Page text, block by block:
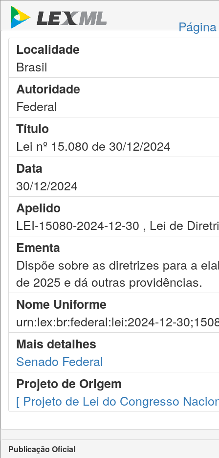
Localidade
Brasil
Autoridade
Federal
Título
Lei nº 15.080 de 30/12/2024
Data
30/12/2024
Apelido
LEI-15080-2024-12-30 , Lei de
Ementa
Dispõe sobre as diretrizes para a
de 2025 e dá outras providências.
Nome Uniforme
urn:lex:br:federal:lei:2024-12-
Mais detalhes
Senado Federal
Projeto de Origem
[ Projeto de Lei do Congresso
Publicação Oficial